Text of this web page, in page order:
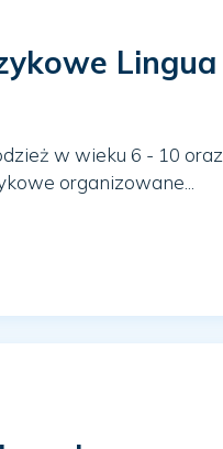
Lingua
w wieku 6 - 10 oraz
organizowane...